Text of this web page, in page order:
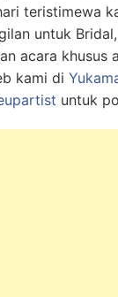
teristimewa
untuk
acara khusus
kami di
untuk